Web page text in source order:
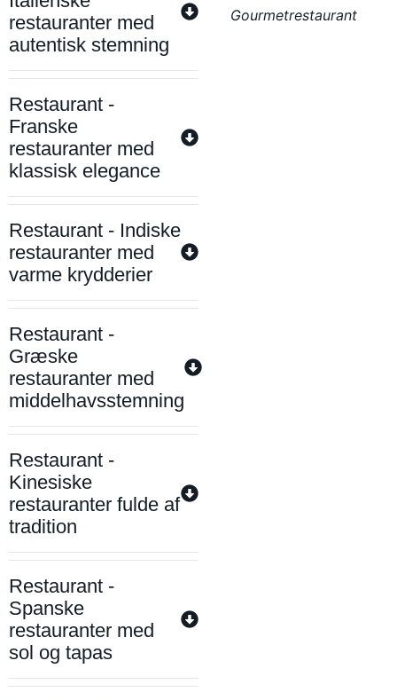
restauranter med
autentisk stemning
Restaurant -
Franske
restauranter med
klassisk elegance
Restaurant - Indiske
restauranter med
varme krydderier
Restaurant -
Græske
restauranter med
middelhavsstemning
Restaurant -
Kinesiske
restauranter fulde af
tradition
Restaurant -
Spanske
restauranter med
sol og tapas
Gourmetrestaurant